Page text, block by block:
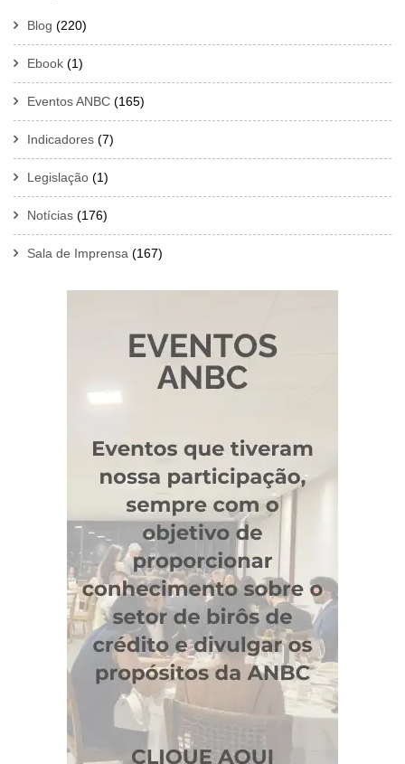
Blog (220)
Ebook (1)
Eventos ANBC (165)
Indicadores (7)
Legislação (1)
Notícias (176)
Sala de Imprensa (167)